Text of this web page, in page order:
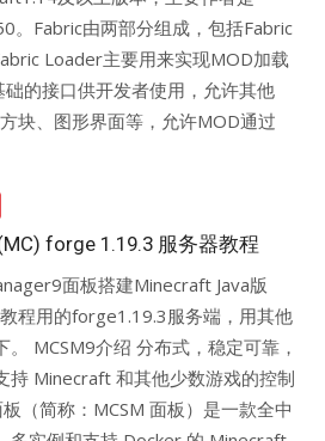
。Fabric由两部分组成，包括Fabric
Loader主要用来实现MOD加载
的接口供开发者使用，允许其他
块、图形界面等，允许MOD通过
forge 1.19.3 服务器教程
面板搭建Minecraft Java版
程用的forge1.19.3服务端，用其他
MCSM9介绍 分布式，稳定可靠，
持 Minecraft 和其他少数游戏的控制
（简称：MCSM 面板）是一款全中